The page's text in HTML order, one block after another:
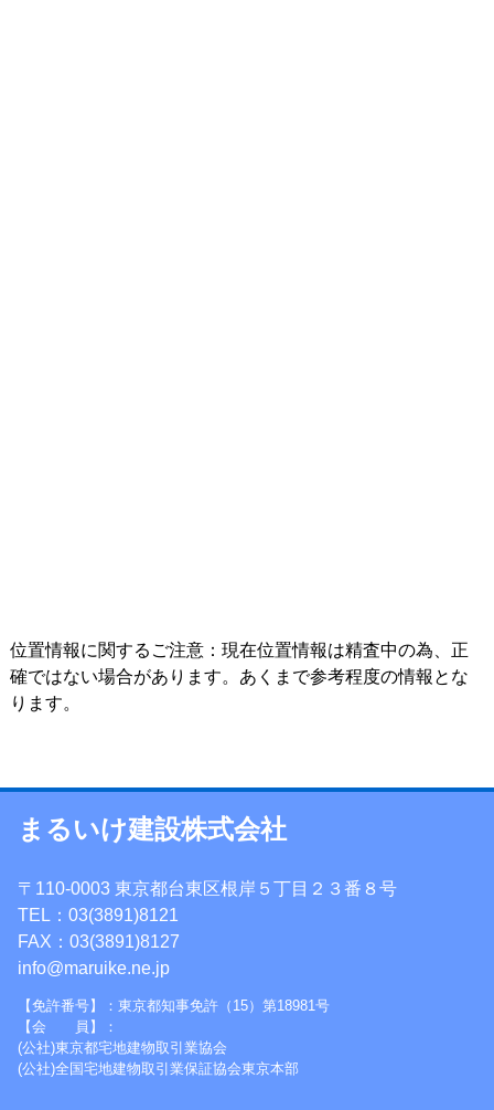
位置情報に関するご注意：現在位置情報は精査中の為、正
確ではない場合があります。あくまで参考程度の情報とな
ります。
まるいけ建設株式会社
〒110-0003 東京都台東区根岸５丁目２３番８号
TEL：03(3891)8121
FAX：03(3891)8127
info@maruike.ne.jp
【免許番号】：東京都知事免許（15）第18981号
【会 員】：
(公社)東京都宅地建物取引業協会
(公社)全国宅地建物取引業保証協会東京本部